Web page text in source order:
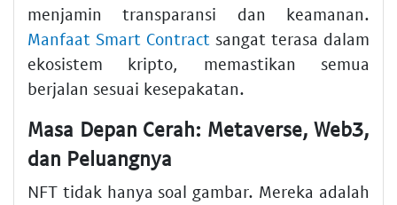
menjamin transparansi dan keamanan.
Manfaat Smart Contract sangat terasa dalam
ekosistem kripto, memastikan semua
berjalan sesuai kesepakatan.
Masa Depan Cerah: Metaverse, Web3,
dan Peluangnya
NFT tidak hanya soal gambar. Mereka adalah